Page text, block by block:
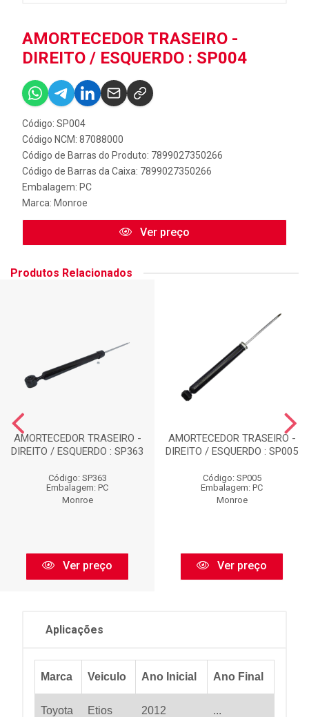
AMORTECEDOR TRASEIRO -
DIREITO / ESQUERDO : SP004
Código: SP004
Código NCM: 87088000
Código de Barras do Produto: 7899027350266
Código de Barras da Caixa: 7899027350266
Embalagem: PC
Marca: Monroe
Ver preço
Produtos Relacionados
AMORTECEDOR TRASEIRO -
DIREITO / ESQUERDO : SP363
Código: SP363
Embalagem: PC
Monroe
Ver preço
AMORTECEDOR TRASEIRO -
DIREITO / ESQUERDO : SP005
Código: SP005
Embalagem: PC
Monroe
Ver preço
Aplicações
Marca Veiculo Ano Inicial Ano Final
Toyota Etios 2012 ...